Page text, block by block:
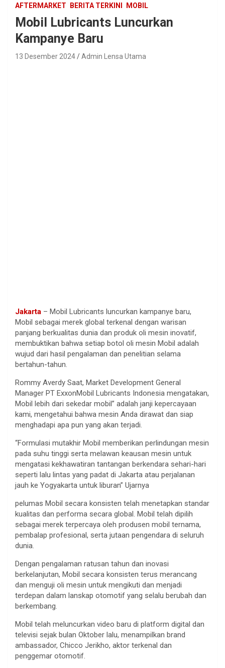
AFTERMARKET BERITA TERKINI MOBIL
Mobil Lubricants Luncurkan
Kampanye Baru
13 Desember 2024 Admin Lensa Utama
Jakarta – Mobil Lubricants luncurkan kampanye baru,
Mobil sebagai merek global terkenal dengan warisan
panjang berkualitas dunia dan produk oli mesin inovatif,
membuktikan bahwa setiap botol oli mesin Mobil adalah
wujud dari hasil pengalaman dan penelitian selama
bertahun-tahun.
Rommy Averdy Saat, Market Development General
Manager PT ExxonMobil Lubricants Indonesia mengatakan,
Mobil lebih dari sekedar mobil” adalah janji kepercayaan
kami, mengetahui bahwa mesin Anda dirawat dan siap
menghadapi apa pun yang akan terjadi.
“Formulasi mutakhir Mobil memberikan perlindungan mesin
pada suhu tinggi serta melawan keausan mesin untuk
mengatasi kekhawatiran tantangan berkendara sehari-hari
seperti lalu lintas yang padat di Jakarta atau perjalanan
jauh ke Yogyakarta untuk liburan” Ujarnya
pelumas Mobil secara konsisten telah menetapkan standar
kualitas dan performa secara global. Mobil telah dipilih
sebagai merek terpercaya oleh produsen mobil ternama,
pembalap profesional, serta jutaan pengendara di seluruh
dunia.
Dengan pengalaman ratusan tahun dan inovasi
berkelanjutan, Mobil secara konsisten terus merancang
dan menguji oli mesin untuk mengikuti dan menjadi
terdepan dalam lanskap otomotif yang selalu berubah dan
berkembang.
Mobil telah meluncurkan video baru di platform digital dan
televisi sejak bulan Oktober lalu, menampilkan brand
ambassador, Chicco Jerikho, aktor terkenal dan
penggemar otomotif.